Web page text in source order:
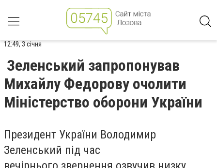
12:49, 3 січня
Зеленський запропонував
Михайлу Федорову очолити
Міністерство оборони України
Президент України Володимир
Зеленський під час